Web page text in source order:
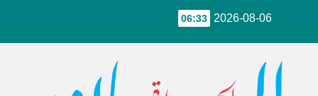
2026-08-06
06:33